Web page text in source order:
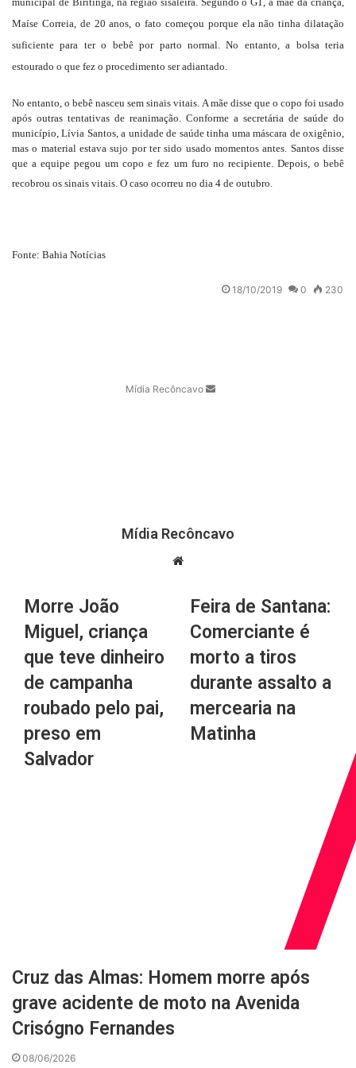
Maíse Correia, de 20 anos, o fato começou porque ela não tinha dilatação
suficiente para ter o bebê por parto normal. No entanto, a bolsa teria
estourado o que fez o procedimento ser adiantado.
No entanto, o bebê nasceu sem sinais vitais. A mãe disse que o copo foi usado
após outras tentativas de reanimação. Conforme a secretária de saúde do
município, Lívia Santos, a unidade de saúde tinha uma máscara de oxigênio,
mas o material estava sujo por ter sido usado momentos antes. Santos disse
que a equipe pegou um copo e fez um furo no recipiente. Depois, o bebê
recobrou os sinais vitais. O caso ocorreu no dia 4 de outubro.
Fonte: Bahia Notícias
Mídia Recôncavo
Mande18/10/2019 0 230
Mídia Recôncavo
Website
Morre João
Miguel, criança
que teve dinheiro
de campanha
roubado pelo pai,
preso em
Salvador
Feira de Santana:
Comerciante é
morto a tiros
durante assalto a
mercearia na
Matinha
Cruz das Almas: Homem morre após
grave acidente de moto na Avenida
Crisógno Fernandes
08/06/2026